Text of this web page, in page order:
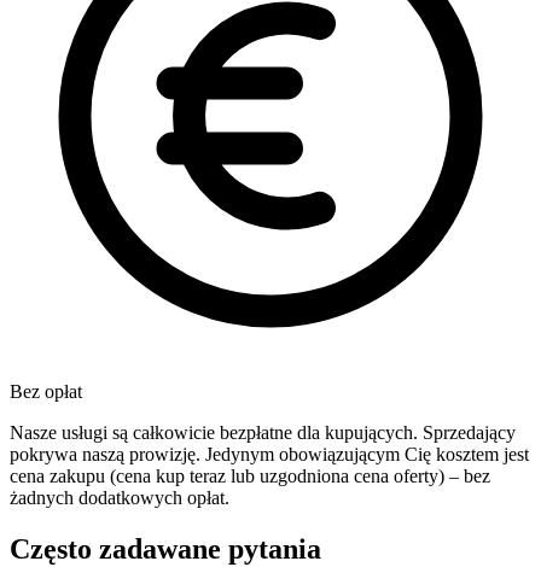
Bez opłat
Nasze usługi są całkowicie bezpłatne dla kupujących. Sprzedający
pokrywa naszą prowizję. Jedynym obowiązującym Cię kosztem jest
cena zakupu (cena kup teraz lub uzgodniona cena oferty) – bez
żadnych dodatkowych opłat.
Często zadawane pytania